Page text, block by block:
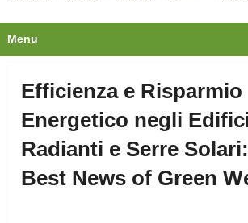
Menu
Efficienza e Risparmio
Energetico negli
Radianti e Serre
Best News of Green